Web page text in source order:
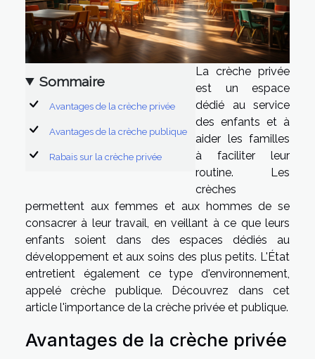
Sommaire
Avantages de la crèche privée
Avantages de la crèche publique
Rabais sur la crèche privée
La crèche privée
est un espace
dédié au service
des enfants et à
aider les familles
à faciliter leur
routine. Les
crèches
permettent aux femmes et aux hommes de se
consacrer à leur travail, en veillant à ce que leurs
enfants soient dans des espaces dédiés au
développement et aux soins des plus petits. L'État
entretient également ce type d'environnement,
appelé crèche publique. Découvrez dans cet
article l'importance de la crèche privée et publique.
Avantages de la crèche privée